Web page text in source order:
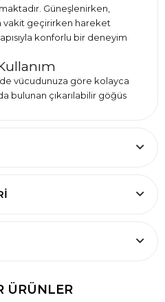
Güneşlenirken,
vakit geçirirken hareket
konforlu bir deneyim
vücudunuza göre kolayca
bulunan çıkarılabilir göğüs
Bir Renk
modasında öne çıkan
çekici kombinler
sayesinde yalnızca bir
biri olmaya adaydır.
ÜRÜNLER